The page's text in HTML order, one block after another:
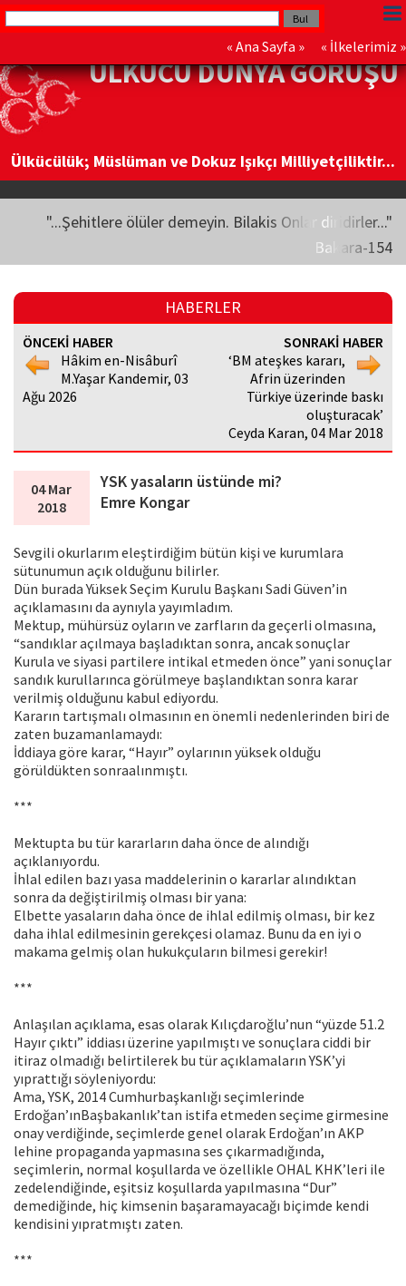
« Ana Sayfa » « İlkelerimiz »
ÜLKÜCÜ DÜNYA GÖRÜŞÜ
Ülkücülük; Müslüman ve Dokuz Işıkçı Milliyetçiliktir...
"...Şehitlere ölüler demeyin. Bilakis Onlar diridirler..."
Bakara-154
HABERLER
ÖNCEKİ HABER
Hâkim en-Nisâburî
M.Yaşar Kandemir, 03
Ağu 2026
SONRAKİ HABER
‘BM ateşkes kararı,
Afrin üzerinden
Türkiye üzerinde baskı
oluşturacak’
Ceyda Karan, 04 Mar 2018
04 Mar
2018
YSK yasaların üstünde mi?
Emre Kongar
Sevgili okurlarım eleştirdiğim bütün kişi ve kurumlara
sütunumun açık olduğunu bilirler.
Dün burada Yüksek Seçim Kurulu Başkanı Sadi Güven’in
açıklamasını da aynıyla yayımladım.
Mektup, mühürsüz oyların ve zarfların da geçerli olmasına,
“sandıklar açılmaya başladıktan sonra, ancak sonuçlar
Kurula ve siyasi partilere intikal etmeden önce” yani sonuçlar
sandık kurullarınca görülmeye başlandıktan sonra karar
verilmiş olduğunu kabul ediyordu.
Kararın tartışmalı olmasının en önemli nedenlerinden biri de
zaten buzamanlamaydı:
İddiaya göre karar, “Hayır” oylarının yüksek olduğu
görüldükten sonraalınmıştı.
***
Mektupta bu tür kararların daha önce de alındığı
açıklanıyordu.
İhlal edilen bazı yasa maddelerinin o kararlar alındıktan
sonra da değiştirilmiş olması bir yana:
Elbette yasaların daha önce de ihlal edilmiş olması, bir kez
daha ihlal edilmesinin gerekçesi olamaz. Bunu da en iyi o
makama gelmiş olan hukukçuların bilmesi gerekir!
***
Anlaşılan açıklama, esas olarak Kılıçdaroğlu’nun “yüzde 51.2
Hayır çıktı” iddiası üzerine yapılmıştı ve sonuçlara ciddi bir
itiraz olmadığı belirtilerek bu tür açıklamaların YSK’yi
yıprattığı söyleniyordu:
Ama, YSK, 2014 Cumhurbaşkanlığı seçimlerinde
Erdoğan’ınBaşbakanlık’tan istifa etmeden seçime girmesine
onay verdiğinde, seçimlerde genel olarak Erdoğan’ın AKP
lehine propaganda yapmasına ses çıkarmadığında,
seçimlerin, normal koşullarda ve özellikle OHAL KHK’leri ile
zedelendiğinde, eşitsiz koşullarda yapılmasına “Dur”
demediğinde, hiç kimsenin başaramayacağı biçimde kendi
kendisini yıpratmıştı zaten.
***